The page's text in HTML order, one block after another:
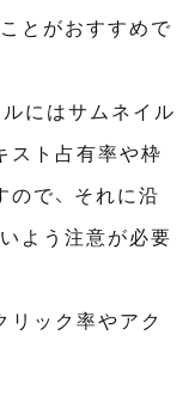
とがおすすめで
ルにはサムネイル
スト占有率や枠
で、 それに沿
よう注意が必要
リック率やアク